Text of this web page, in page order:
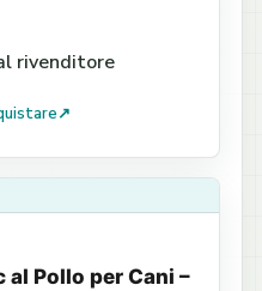
rivenditore
↗
Pollo per Cani –